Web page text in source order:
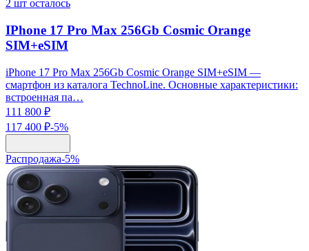
2 шт осталось
IPhone 17 Pro Max 256Gb Cosmic Orange
SIM+eSIM
iPhone 17 Pro Max 256Gb Cosmic Orange SIM+eSIM —
смартфон из каталога TechnoLine. Основные характеристики:
встроенная па…
111 800 ₽
117 400 ₽-5%
Распродажа-5%